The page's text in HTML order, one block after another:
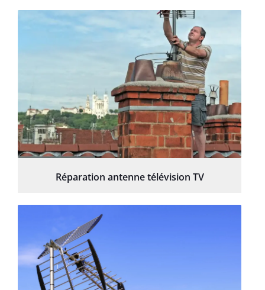
Réparation antenne télévision TV